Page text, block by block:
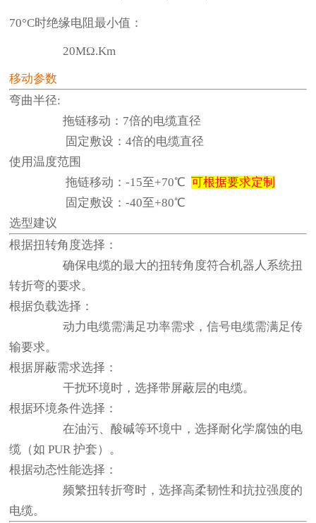
70°C时绝缘电阻最小值：
20MΩ.Km
移动参数
弯曲半径:
拖链移动：7倍的电缆直径
固定敷设：4倍的电缆直径
使用温度范围
拖链移动：-15至+70℃可根据要求定制
固定敷设：-40至+80℃
选型建议
根据扭转角度选择：
确保电缆的最大的扭转角度符合机器人系统扭
转折弯的要求。
根据负载选择：
动力电缆需满足功率需求，信号电缆需满足传
输要求。
根据屏蔽需求选择：
干扰环境时，选择带屏蔽层的电缆。
根据环境条件选择：
在油污、酸碱等环境中，选择耐化学腐蚀的电
缆（如 PUR 护套）。
根据动态性能选择：
频繁扭转折弯时，选择高柔韧性和抗拉强度的
电缆。